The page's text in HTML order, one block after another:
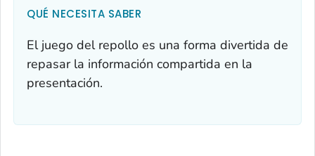
QUÉ NECESITA SABER
El juego del repollo es una forma divertida de
repasar la información compartida en la
presentación.